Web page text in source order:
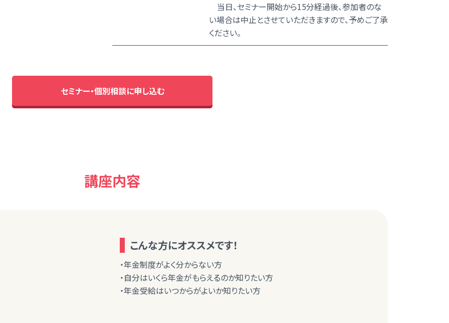
当日、セミナー開始から15分経過後、参加者のな
い場合は中止とさせていただきますので、予めご了承
ください。
セミナー・個別相談に申し込む
講座内容
こんな方にオススメです！
・年金制度がよく分からない方
・自分はいくら年金がもらえるのか知りたい方
・年金受給はいつからがよいか知りたい方